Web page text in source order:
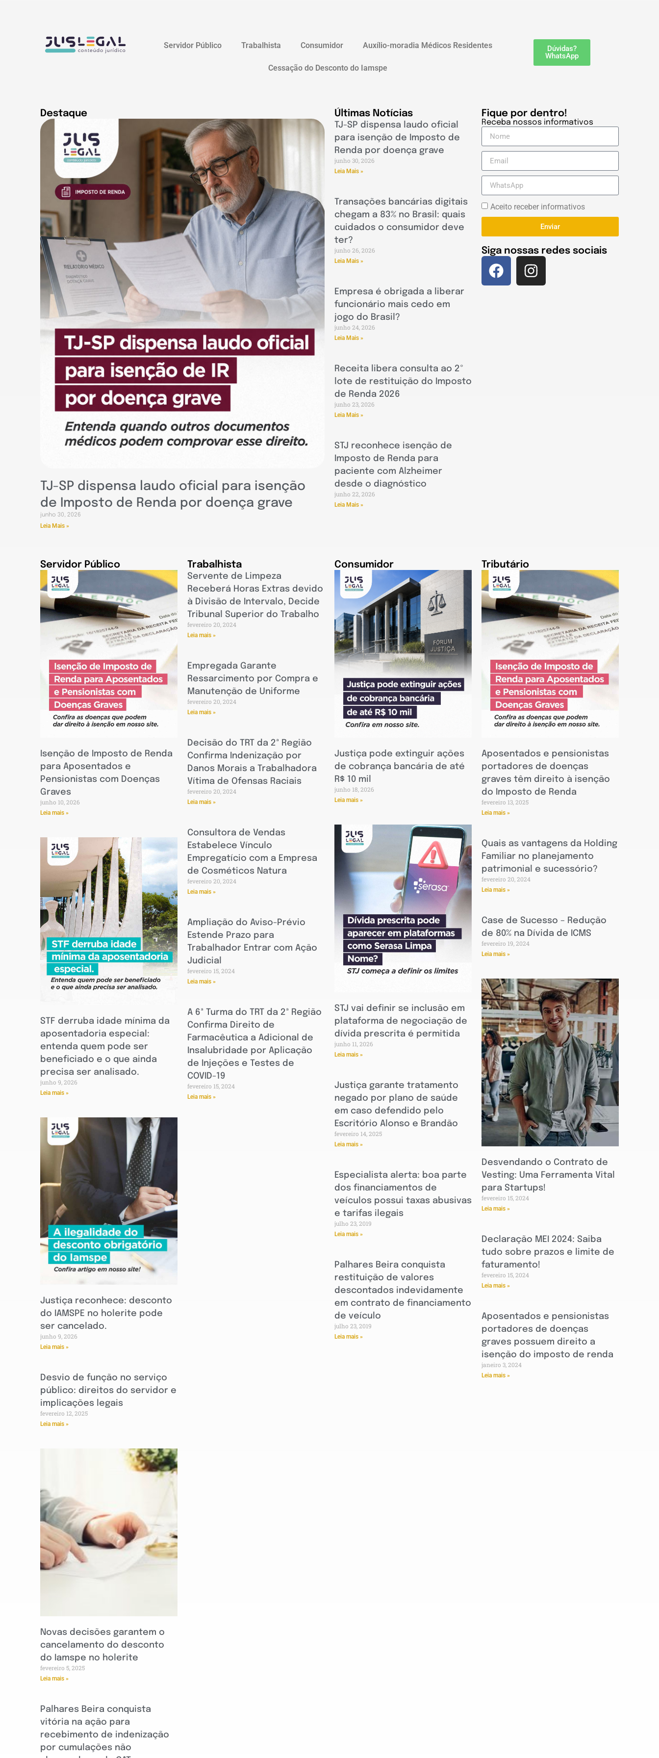
Servidor Público Trabalhista Consumidor Auxílio-moradia Médicos Residentes
Cessação do Desconto do Iamspe
Dúvidas?
WhatsApp
Destaque
TJ-SP dispensa laudo oficial para isenção
de Imposto de Renda por doença grave
junho 30, 2026
Leia Mais »
Últimas Notícias
TJ-SP dispensa laudo oficial
para isenção de Imposto de
Renda por doença grave
junho 30, 2026
Leia Mais »
Transações bancárias digitais
chegam a 83% no Brasil: quais
cuidados o consumidor deve
ter?
junho 26, 2026
Leia Mais »
Empresa é obrigada a liberar
funcionário mais cedo em
jogo do Brasil?
junho 24, 2026
Leia Mais »
Receita libera consulta ao 2º
lote de restituição do Imposto
de Renda 2026
junho 23, 2026
Leia Mais »
STJ reconhece isenção de
Imposto de Renda para
paciente com Alzheimer
desde o diagnóstico
junho 22, 2026
Leia Mais »
Fique por dentro!
Receba nossos informativos
Aceito receber informativos
Enviar
Siga nossas redes sociais
Servidor Público
Isenção de Imposto de Renda
para Aposentados e
Pensionistas com Doenças
Graves
junho 10, 2026
Leia mais »
STF derruba idade mínima da
aposentadoria especial:
entenda quem pode ser
beneficiado e o que ainda
precisa ser analisado.
junho 9, 2026
Leia mais »
Justiça reconhece: desconto
do IAMSPE no holerite pode
ser cancelado.
junho 9, 2026
Leia mais »
Desvio de função no serviço
público: direitos do servidor e
implicações legais
fevereiro 12, 2025
Leia mais »
Novas decisões garantem o
cancelamento do desconto
do Iamspe no holerite
fevereiro 5, 2025
Leia mais »
Palhares Beira conquista
vitória na ação para
recebimento de indenização
por cumulações não
Trabalhista
Servente de Limpeza
Receberá Horas Extras devido
à Divisão de Intervalo, Decide
Tribunal Superior do Trabalho
fevereiro 20, 2024
Leia mais »
Empregada Garante
Ressarcimento por Compra e
Manutenção de Uniforme
fevereiro 20, 2024
Leia mais »
Decisão do TRT da 2ª Região
Confirma Indenização por
Danos Morais a Trabalhadora
Vítima de Ofensas Raciais
fevereiro 20, 2024
Leia mais »
Consultora de Vendas
Estabelece Vínculo
Empregatício com a Empresa
de Cosméticos Natura
fevereiro 20, 2024
Leia mais »
Ampliação do Aviso-Prévio
Estende Prazo para
Trabalhador Entrar com Ação
Judicial
fevereiro 15, 2024
Leia mais »
A 6ª Turma do TRT da 2ª Região
Confirma Direito de
Farmacêutica a Adicional de
Insalubridade por Aplicação
de Injeções e Testes de
COVID-19
fevereiro 15, 2024
Leia mais »
Consumidor
Justiça pode extinguir ações
de cobrança bancária de até
R$ 10 mil
junho 18, 2026
Leia mais »
STJ vai definir se inclusão em
plataforma de negociação de
dívida prescrita é permitida
junho 11, 2026
Leia mais »
Justiça garante tratamento
negado por plano de saúde
em caso defendido pelo
Escritório Alonso e Brandão
fevereiro 14, 2025
Leia mais »
Especialista alerta: boa parte
dos financiamentos de
veículos possui taxas abusivas
e tarifas ilegais
julho 23, 2019
Leia mais »
Palhares Beira conquista
restituição de valores
descontados indevidamente
em contrato de financiamento
de veículo
julho 23, 2019
Leia mais »
Tributário
Aposentados e pensionistas
portadores de doenças
graves têm direito à isenção
do Imposto de Renda
fevereiro 13, 2025
Leia mais »
Quais as vantagens da Holding
Familiar no planejamento
patrimonial e sucessório?
fevereiro 20, 2024
Leia mais »
Case de Sucesso – Redução
de 80% na Dívida de ICMS
fevereiro 19, 2024
Leia mais »
Desvendando o Contrato de
Vesting: Uma Ferramenta Vital
para Startups!
fevereiro 15, 2024
Leia mais »
Declaração MEI 2024: Saiba
tudo sobre prazos e limite de
faturamento!
fevereiro 15, 2024
Leia mais »
Aposentados e pensionistas
portadores de doenças
graves possuem direito a
isenção do imposto de renda
janeiro 3, 2024
Leia mais »